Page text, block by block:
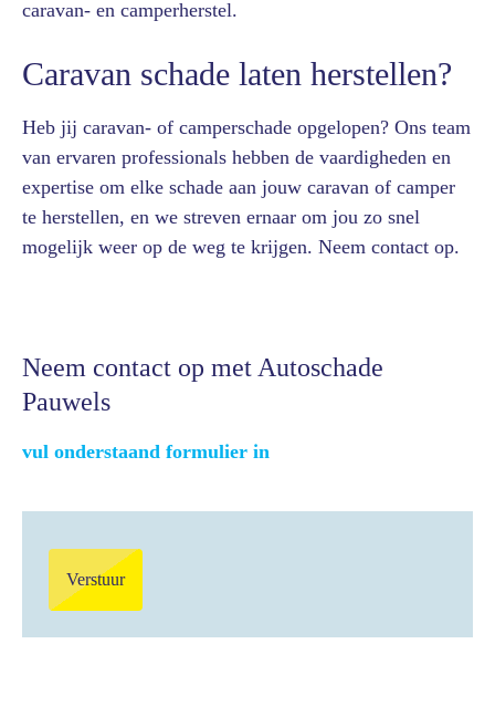
caravan- en camperherstel.
Caravan schade laten herstellen?
Heb jij caravan- of camperschade opgelopen? Ons team
van ervaren professionals hebben de vaardigheden en
expertise om elke schade aan jouw caravan of camper
te herstellen, en we streven ernaar om jou zo snel
mogelijk weer op de weg te krijgen. Neem contact op.
Neem contact op met Autoschade
Pauwels
vul onderstaand formulier in
Verstuur